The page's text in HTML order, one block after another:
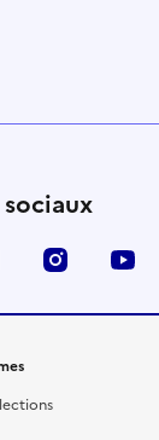
LinkedIn Instagram